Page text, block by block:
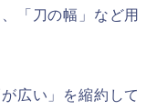
「刀の幅」など用
広い」を縮約して